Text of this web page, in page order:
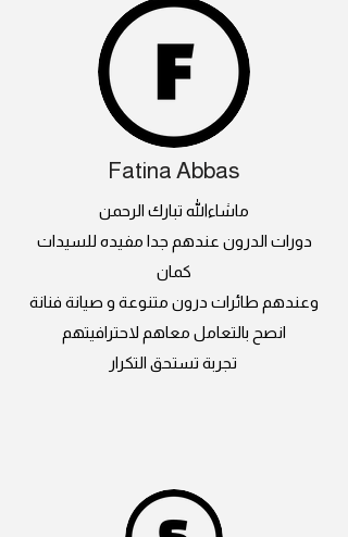
Fatina Abbas
ماشاءالله تبارك الرحمن
دورات الدرون عندهم جدا مفيده للسيدات
كمان
وعندهم طائرات درون متنوعة و صيانة فنانة
انصح بالتعامل معاهم لاحترافيتهم